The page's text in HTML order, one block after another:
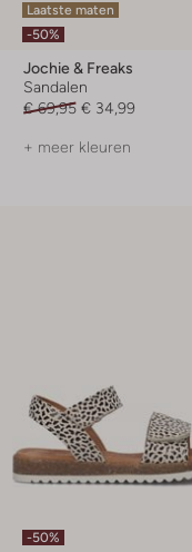
Laatste maten
-50%
Jochie & Freaks
Sandalen
€ 69,95 € 34,99
+ meer kleuren
-50%